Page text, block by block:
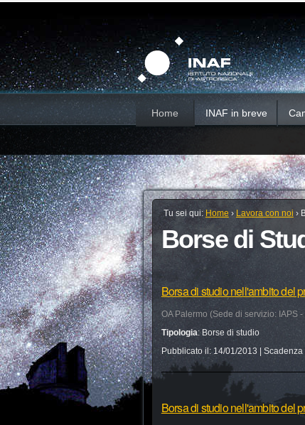
contenuti.
Salta
alla
navigazione
Home INAF in breve
Tu sei qui: Home › Lavora con noi ›
Borse di
Borsa di studio nell'ambito del
OA Palermo (Sede di servizio: IAPS -
Tipologia: Borse di studio
Pubblicato il: 14/01/2013 |
Borsa di studio nell'ambito del